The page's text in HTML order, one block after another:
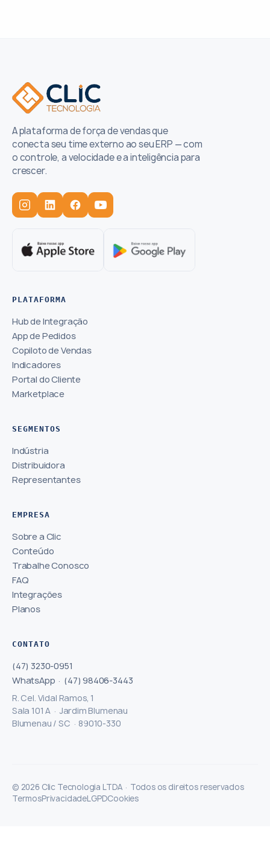
A plataforma de força de vendas que
conecta seu time externo ao seu ERP — com
o controle, a velocidade e a inteligência para
crescer.
PLATAFORMA
Hub de Integração
App de Pedidos
Copiloto de Vendas
Indicadores
Portal do Cliente
Marketplace
SEGMENTOS
Indústria
Distribuidora
Representantes
EMPRESA
Sobre a Clic
Conteúdo
Trabalhe Conosco
FAQ
Integrações
Planos
CONTATO
(47) 3230-0951
WhatsApp · (47) 98406-3443
R. Cel. Vidal Ramos, 1
Sala 101 A · Jardim Blumenau
Blumenau / SC · 89010-330
© 2026 Clic Tecnologia LTDA · Todos os direitos reservados
TermosPrivacidadeLGPDCookies